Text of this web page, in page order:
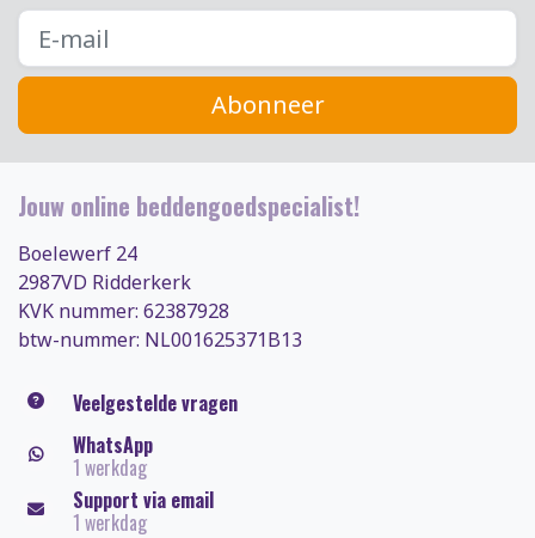
Abonneer
Jouw online beddengoedspecialist!
Boelewerf 24
2987VD Ridderkerk
KVK nummer: 62387928
btw-nummer: NL001625371B13
Veelgestelde vragen
WhatsApp
1 werkdag
Support via email
1 werkdag